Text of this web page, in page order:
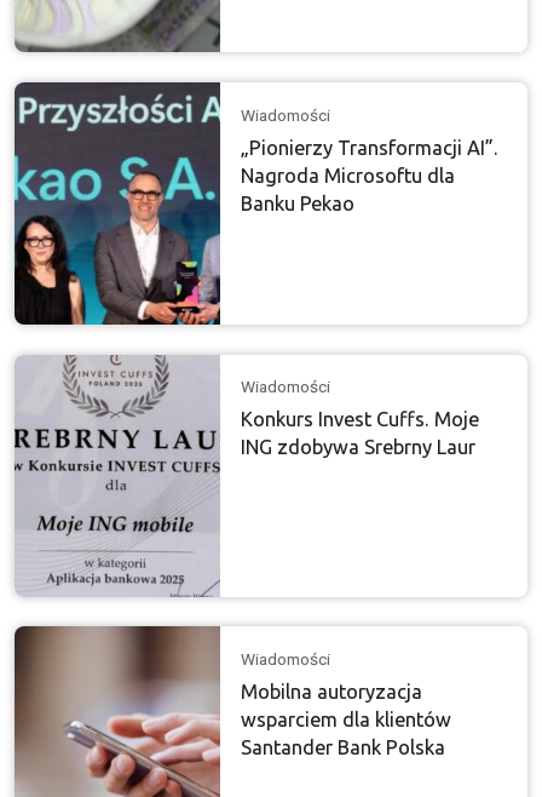
Wiadomości
„Pionierzy Transformacji AI”.
Nagroda Microsoftu dla
Banku Pekao
Wiadomości
Konkurs Invest Cuffs. Moje
ING zdobywa Srebrny Laur
Wiadomości
Mobilna autoryzacja
wsparciem dla klientów
Santander Bank Polska